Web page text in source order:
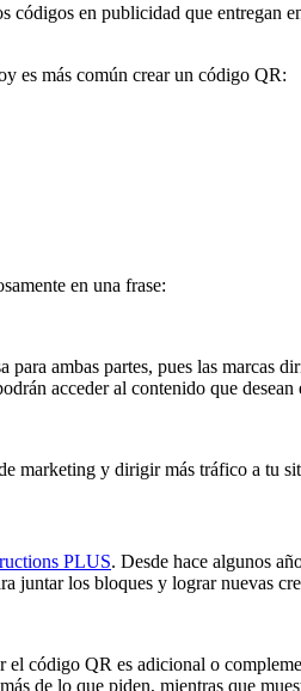
códigos en publicidad que entregan
es más común crear un código QR:
en una frase:
ambas partes, pues las marcas
acceder al contenido que
marketing y dirigir más tráfico a tu
PLUS. Desde hace algunos
juntar los bloques y lograr nuevas
el código QR es adicional o
de lo que piden, mientras que